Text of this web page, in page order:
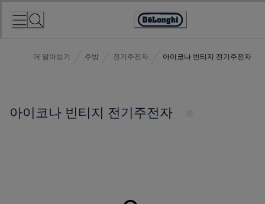
Accessibility
더 알아보기 주방 전기주전자 아이코나 빈티지 전기주전자
아이코나 빈티지 전기주전자